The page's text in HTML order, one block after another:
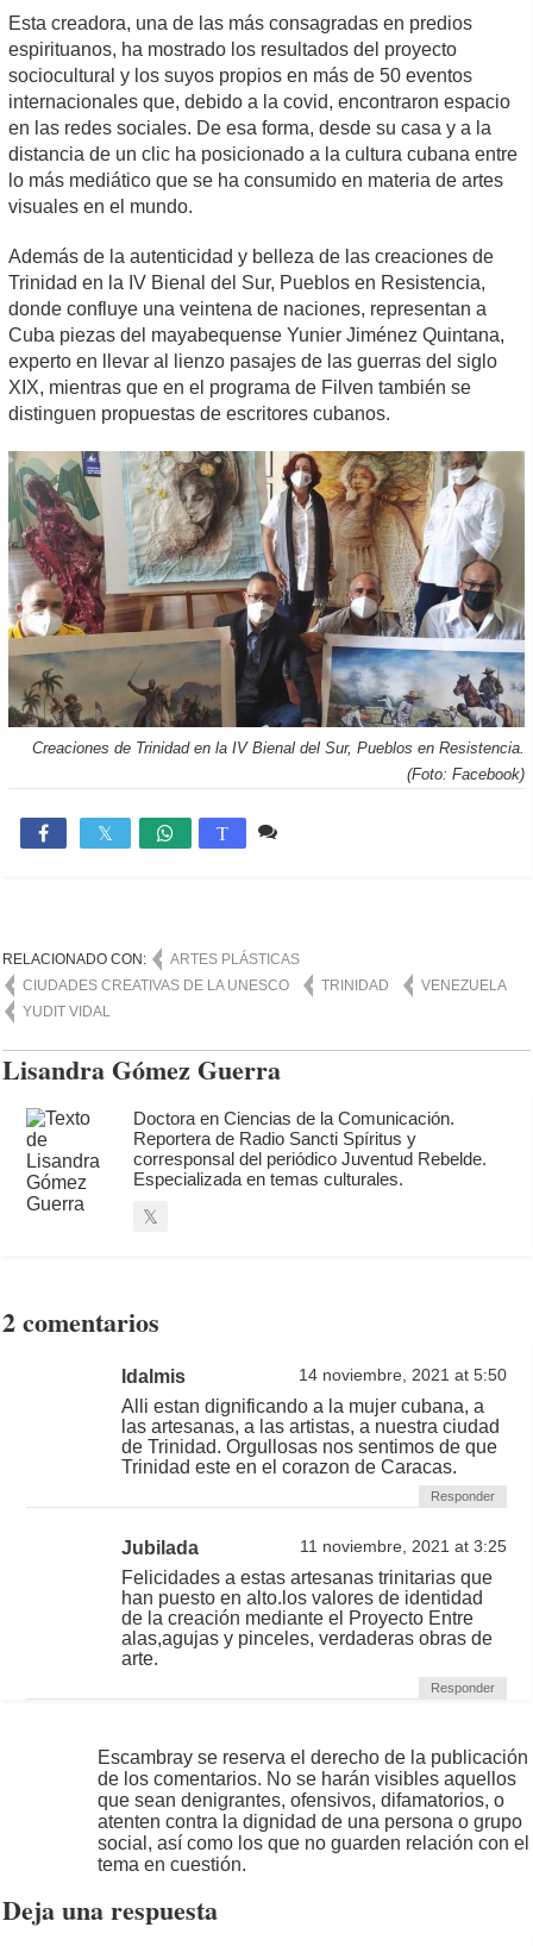
Esta creadora, una de las más consagradas en predios
espirituanos, ha mostrado los resultados del proyecto
sociocultural y los suyos propios en más de 50 eventos
internacionales que, debido a la covid, encontraron espacio
en las redes sociales. De esa forma, desde su casa y a la
distancia de un clic ha posicionado a la cultura cubana entre
lo más mediático que se ha consumido en materia de artes
visuales en el mundo.
Además de la autenticidad y belleza de las creaciones de
Trinidad en la IV Bienal del Sur, Pueblos en Resistencia,
donde confluye una veintena de naciones, representan a
Cuba piezas del mayabequense Yunier Jiménez Quintana,
experto en llevar al lienzo pasajes de las guerras del siglo
XIX, mientras que en el programa de Filven también se
distinguen propuestas de escritores cubanos.
Creaciones de Trinidad en la IV Bienal del Sur, Pueblos en Resistencia.
(Foto: Facebook)
 T
RELACIONADO CON:
ARTES PLÁSTICAS
CIUDADES CREATIVAS DE LA UNESCO
TRINIDAD
VENEZUELA
YUDIT VIDAL
Lisandra Gómez Guerra
Doctora en Ciencias de la Comunicación.
Reportera de Radio Sancti Spíritus y
corresponsal del periódico Juventud Rebelde.
Especializada en temas culturales.
2 comentarios
Idalmis 14 noviembre, 2021 at 5:50
Alli estan dignificando a la mujer cubana, a
las artesanas, a las artistas, a nuestra ciudad
de Trinidad. Orgullosas nos sentimos de que
Trinidad este en el corazon de Caracas.
Responder
Jubilada 11 noviembre, 2021 at 3:25
Felicidades a estas artesanas trinitarias que
han puesto en alto.los valores de identidad
de la creación mediante el Proyecto Entre
alas,agujas y pinceles, verdaderas obras de
arte.
Responder
Escambray se reserva el derecho de la publicación
de los comentarios. No se harán visibles aquellos
que sean denigrantes, ofensivos, difamatorios, o
atenten contra la dignidad de una persona o grupo
social, así como los que no guarden relación con el
tema en cuestión.
Deja una respuesta